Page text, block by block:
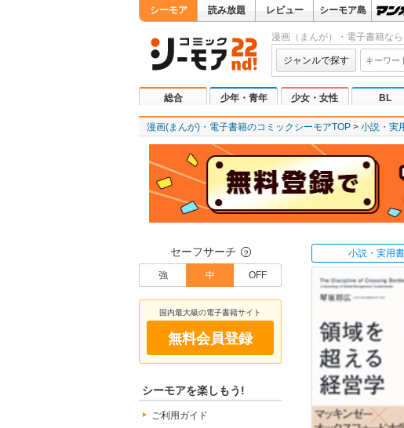
シーモア 読み放題 レビュー シーモア島
漫画（まんが）・電子書籍な
ジャンルで探す
総合 少年・青年 少女・女性 BL
漫画(まんが)・電子書籍のコミックシーモアTOP 小説・実
セーフサーチ ？
強 中 OFF
国内最大級の電子書籍サイト
無料会員登録
シーモアを楽しもう!
ご利用ガイド
小説・実用書